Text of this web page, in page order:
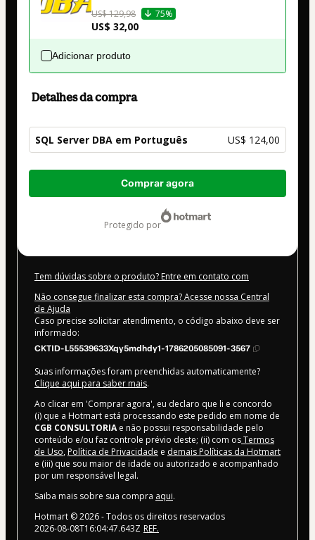
US$ 129,98 75%
US$ 32,00
Adicionar produto
Detalhes da compra
SQL Server DBA em Português US$ 124,00
Total
US$ 124,00
Comprar agora
protegido por
Tem dúvidas sobre o produto? Entre em contato com
Não consegue finalizar esta compra? Acesse nossa Central
de Ajuda
Caso precise solicitar atendimento, o código abaixo deve ser
informado:
CKTID-L55539633Xqy5mdhdy1-1786205085091-3567
Suas informações foram preenchidas automaticamente?
Clique aqui para saber mais.
Ao clicar em 'Comprar agora', eu declaro que li e concordo
(i) que a Hotmart está processando este pedido em nome de
CGB CONSULTORIAe não possui responsabilidade pelo
conteúdo e/ou faz controle prévio deste; (ii) com osTermos
de Uso, Política de Privacidade e demais Políticas da Hotmart
e (iii) que sou maior de idade ou autorizado e acompanhado
por um responsável legal.
Saiba mais sobre sua compra aqui.
Hotmart ©2026- Todos os direitos reservados
2026-08-08T16:04:47.643Z REF.